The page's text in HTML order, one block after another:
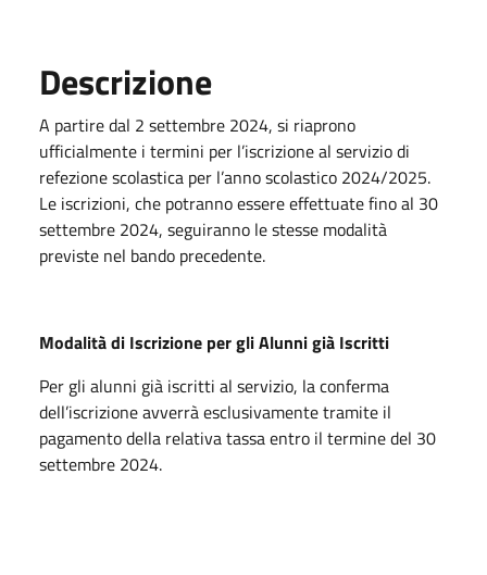
Descrizione
A partire dal 2 settembre 2024, si riaprono
ufficialmente i termini per l’iscrizione al servizio di
refezione scolastica per l’anno scolastico 2024/2025.
Le iscrizioni, che potranno essere effettuate fino al 30
settembre 2024, seguiranno le stesse modalità
previste nel bando precedente.
Modalità di Iscrizione per gli Alunni già Iscritti
Per gli alunni già iscritti al servizio, la conferma
dell’iscrizione avverrà esclusivamente tramite il
pagamento della relativa tassa entro il termine del 30
settembre 2024.